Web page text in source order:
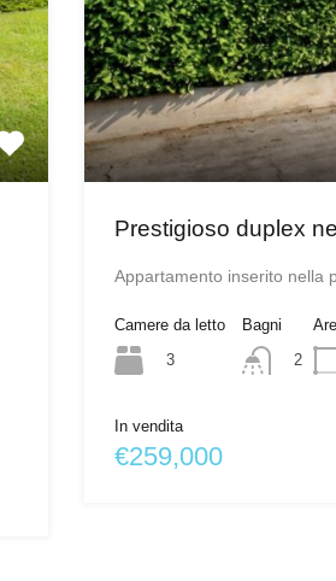
Prestigioso duplex
Appartamento inserito nella
Camere da letto
3
Bagni
2
In vendita
€259,000